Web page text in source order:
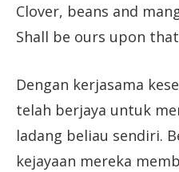
Clover, beans and
Shall be ours upon
Dengan kerjasama
telah berjaya untuk
ladang beliau sendiri.
kejayaan mereka